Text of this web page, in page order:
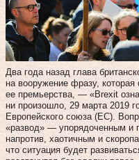
Два года назад глава
на вооружение фразу,
ее премьерства, — «Brexit
ни произошло, 29 марта 2019
Европейского союза (ЕС).
«развод» — упорядоченным и
напротив, хаотичным и
что ситуация будет